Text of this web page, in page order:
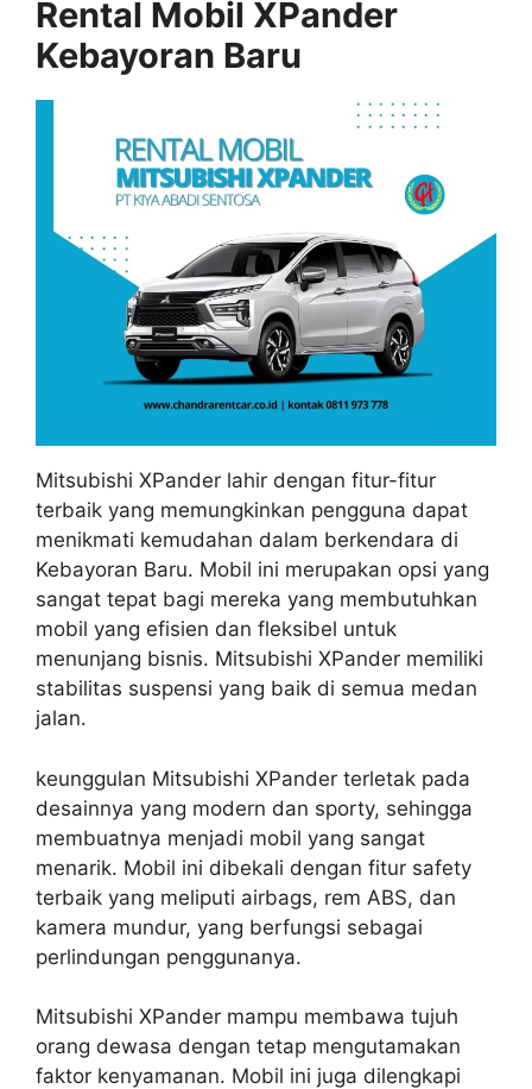
Rental Mobil XPander
Kebayoran Baru
Mitsubishi XPander lahir dengan fitur-fitur
terbaik yang memungkinkan pengguna dapat
menikmati kemudahan dalam berkendara di
Kebayoran Baru. Mobil ini merupakan opsi yang
sangat tepat bagi mereka yang membutuhkan
mobil yang efisien dan fleksibel untuk
menunjang bisnis. Mitsubishi XPander memiliki
stabilitas suspensi yang baik di semua medan
jalan.
keunggulan Mitsubishi XPander terletak pada
desainnya yang modern dan sporty, sehingga
membuatnya menjadi mobil yang sangat
menarik. Mobil ini dibekali dengan fitur safety
terbaik yang meliputi airbags, rem ABS, dan
kamera mundur, yang berfungsi sebagai
perlindungan penggunanya.
Mitsubishi XPander mampu membawa tujuh
orang dewasa dengan tetap mengutamakan
faktor kenyamanan. Mobil ini juga dilengkapi